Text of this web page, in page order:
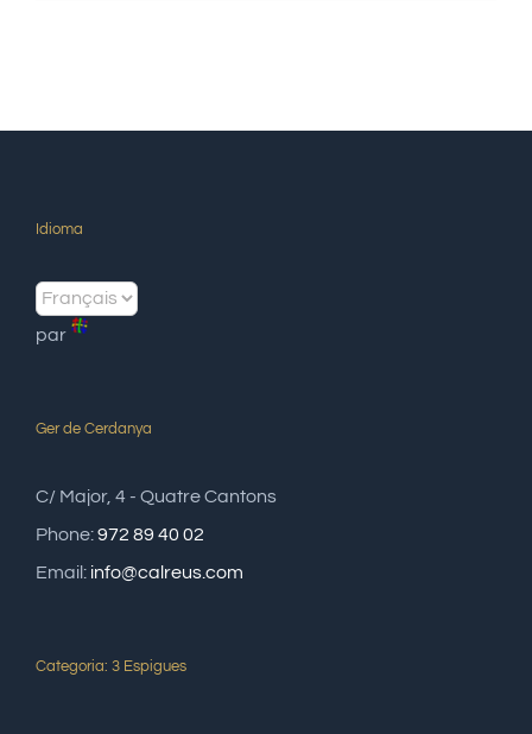
Idioma
par
Ger de Cerdanya
C/ Major, 4 - Quatre Cantons
Phone:972 89 40 02
Email: info@calreus.com
Categoria: 3 Espigues